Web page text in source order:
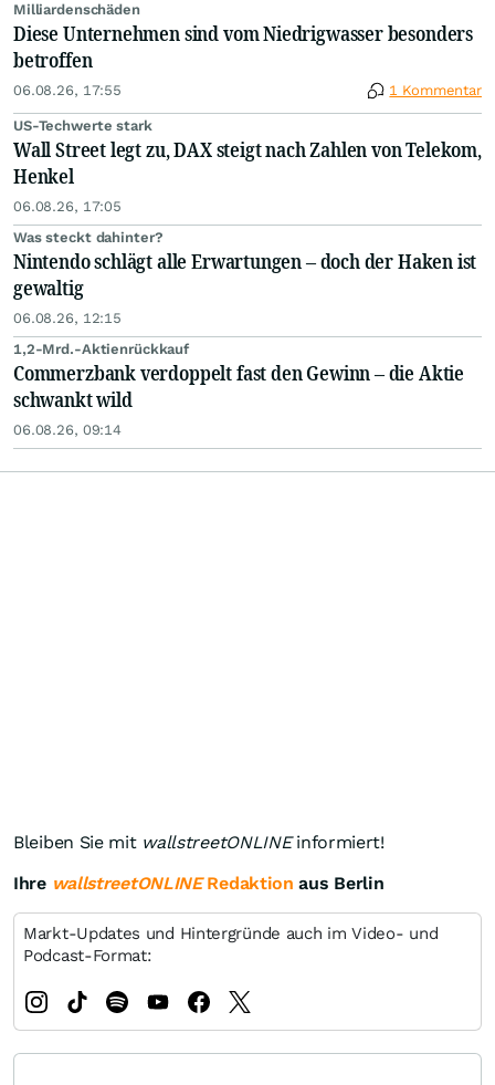
Milliardenschäden
Diese Unternehmen sind vom Niedrigwasser besonders
betroffen
06.08.26, 17:55 1 Kommentar
US-Techwerte stark
Wall Street legt zu, DAX steigt nach Zahlen von Telekom,
Henkel
06.08.26, 17:05
Was steckt dahinter?
Nintendo schlägt alle Erwartungen – doch der Haken ist
gewaltig
06.08.26, 12:15
1,2-Mrd.-Aktienrückkauf
Commerzbank verdoppelt fast den Gewinn – die Aktie
schwankt wild
06.08.26, 09:14
Bleiben Sie mit wallstreetONLINEinformiert!
Ihre wallstreetONLINERedaktion aus Berlin
Markt-Updates und Hintergründe auch im Video- und
Podcast-Format: